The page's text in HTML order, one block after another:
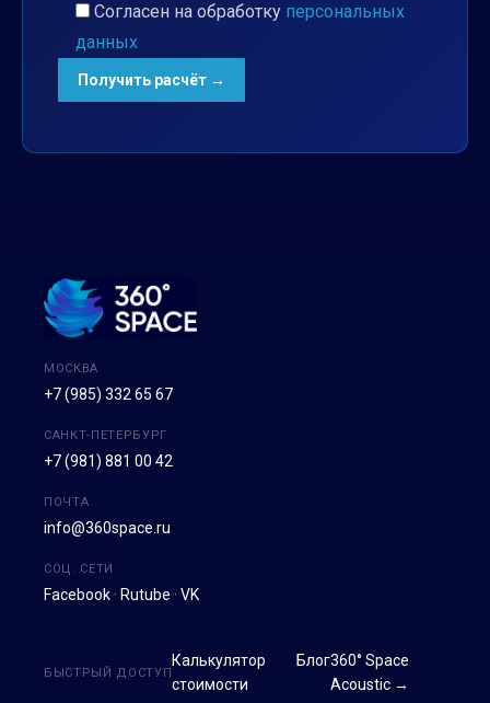
Согласен на обработку персональных
данных
МОСКВА
+7 (985) 332 65 67
САНКТ-ПЕТЕРБУРГ
+7 (981) 881 00 42
ПОЧТА
info@360space.ru
СОЦ. СЕТИ
Facebook · Rutube · VK
БЫСТРЫЙ ДОСТУП
Калькулятор
стоимости
Блог360° Space
Acoustic →